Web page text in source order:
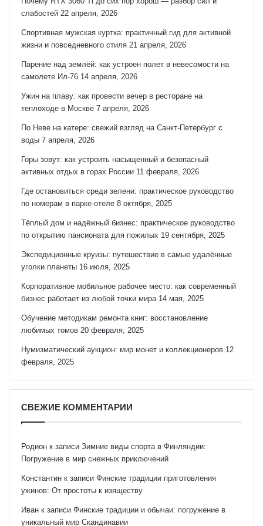
слабостей 22 апреля, 2026
Спортивная мужская куртка: практичный гид для активной
жизни и повседневного стиля 21 апреля, 2026
Парение над землёй: как устроен полет в невесомости на
самолете Ил-76 14 апреля, 2026
Ужин на плаву: как провести вечер в ресторане на
теплоходе в Москве 7 апреля, 2026
По Неве на катере: свежий взгляд на Санкт‑Петербург с
воды 7 апреля, 2026
Горы зовут: как устроить насыщенный и безопасный
активных отдых в горах России 11 февраля, 2026
Где остановиться среди зелени: практическое руководство
по номерам в парке-отеле 8 октября, 2025
Тёплый дом и надёжный бизнес: практическое руководство
по открытию пансионата для пожилых 19 сентября, 2025
Экспедиционные круизы: путешествие в самые удалённые
уголки планеты 16 июля, 2025
Корпоративное мобильное рабочее место: как современный
бизнес работает из любой точки мира 14 мая, 2025
Обучение методикам ремонта книг: восстановление
любимых томов 20 февраля, 2025
Нумизматический аукцион: мир монет и коллекционеров 12
февраля, 2025
СВЕЖИЕ КОММЕНТАРИИ
Родион к записи Зимние виды спорта в Финляндии:
Погружение в мир снежных приключений
Константин к записи Финские традиции приготовления
ужинов: От простоты к изяществу
Иван к записи Финские традиции и обычаи: погружение в
уникальный мир Скандинавии